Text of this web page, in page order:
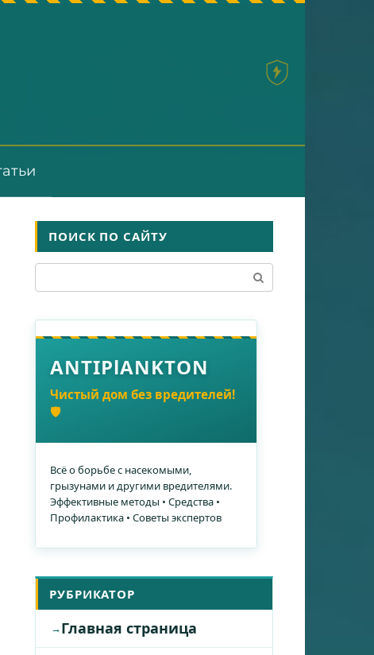
ПОИСК ПО САЙТУ
ANTIPlANKTON
Чистый дом без вредителей!
🛡️
Всё о борьбе с насекомыми,
грызунами и другими вредителями.
Эффективные методы • Средства •
Профилактика • Советы экспертов
РУБРИКАТОР
Главная страница